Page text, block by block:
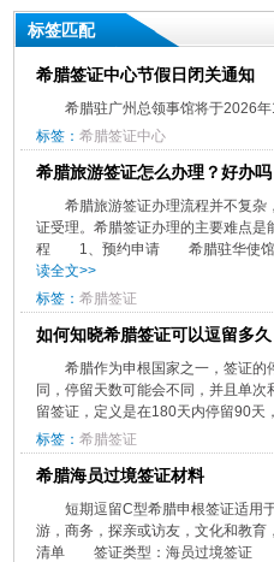
标签匹配
希腊签证中心节假日闭关通知
希腊驻广州总领事馆将于2026
标签： 希腊签证中心
希腊旅游签证怎么办理？好办吗
希腊旅游签证办理流程并不
证受理。希腊签证办理的主要难点
程 1、预约申请 希腊驻华使馆会
读全文>>
标签： 希腊签证
如何知晓希腊签证可以逗留多久
希腊作为申根国家之一，签证的
同，停留天数可能会不同，并且单
留签证，定义是在180天内停留90
标签： 希腊签证
希腊海员过境签证材料
短期逗留C型希腊申根签证适用
游，商务，探亲或访友，文化和教
清单 签证类型：海员过境签